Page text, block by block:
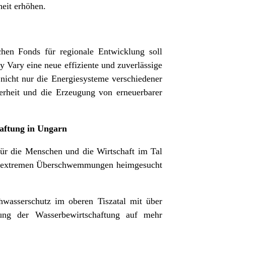
erhöhen.
Fonds für regionale Entwicklung soll
Vary eine neue effiziente und zuverlässige
nur die Energiesysteme verschiedener
und die Erzeugung von erneuerbarer
in Ungarn
die Menschen und die Wirtschaft im Tal
Überschwemmungen heimgesucht
im oberen Tiszatal mit über
der Wasserbewirtschaftung auf mehr